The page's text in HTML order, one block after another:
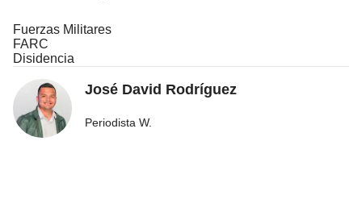
Fuerzas Militares
FARC
Disidencia
José David Rodríguez
Periodista W.